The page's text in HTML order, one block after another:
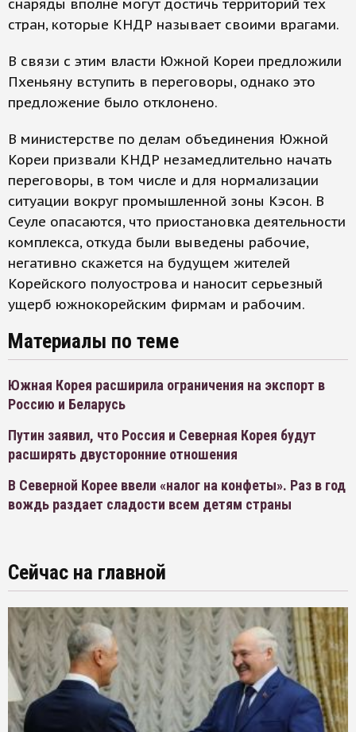
снаряды вполне могут достичь территорий тех
стран, которые КНДР называет своими врагами.
В связи с этим власти Южной Кореи предложили
Пхеньяну вступить в переговоры, однако это
предложение было отклонено.
В министерстве по делам объединения Южной
Кореи призвали КНДР незамедлительно начать
переговоры, в том числе и для нормализации
ситуации вокруг промышленной зоны Кэсон. В
Сеуле опасаются, что приостановка деятельности
комплекса, откуда были выведены рабочие,
негативно скажется на будущем жителей
Корейского полуострова и наносит серьезный
ущерб южнокорейским фирмам и рабочим.
Материалы по теме
Южная Корея расширила ограничения на экспорт в
Россию и Беларусь
Путин заявил, что Россия и Северная Корея будут
расширять двусторонние отношения
В Северной Корее ввели «налог на конфеты». Раз в год
вождь раздает сладости всем детям страны
Сейчас на главной